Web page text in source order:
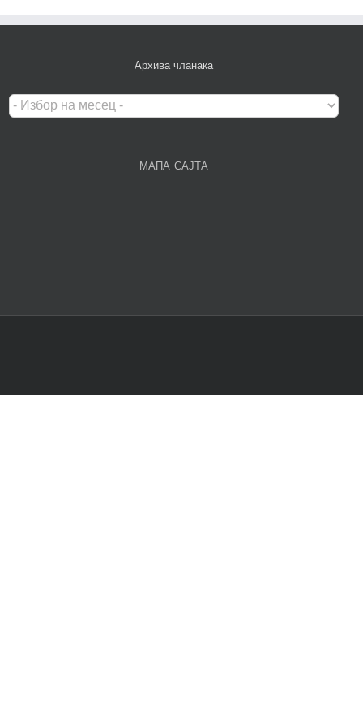
Архива чланака
Архива
чланака
МАПА САЈТА